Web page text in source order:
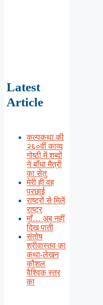
Latest
Article
कल्पकथा की
२६०वीं काव्य
गोष्ठी में शब्दों
ने बाँधा मैत्री
का सेतु
मेरी ही वह
परछाई
राष्ट्रों से मिलें
राष्ट्र
माँ… अब नहीं
दिख पाती
संतोष
श्रीवास्तव का
कथा-लेखन
कौशल
वैश्विक स्तर
का